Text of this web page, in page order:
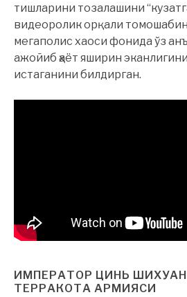
тишларини тозалашини
видеоролик орқали
мегаполис хаоси фонида ўз
ажойиб ҳаёт яширин
истаганини билдирган.
ИМПЕРАТОР ЦИНЬ
ТЕРРАКОТА АРМИЯСИ